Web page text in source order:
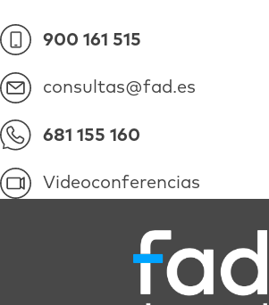
900 161 515
consultas@fad.es
681 155 160
Videoconferencias